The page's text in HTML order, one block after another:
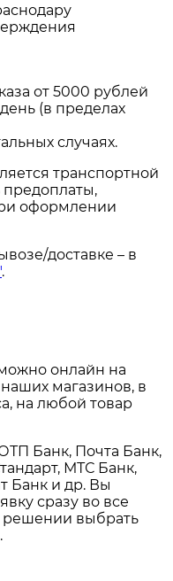
от 5000 рублей
(в пределах
случаях.
транспортной
оформлении
доставке – в
.
онлайн на
магазинов, в
на любой товар
Банк, Почта Банк,
МТС Банк,
Банк и др. Вы
сразу во все
выбрать